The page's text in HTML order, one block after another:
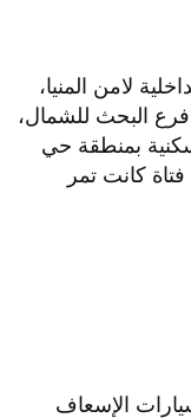
لامن المنيا،
فرع البحث للشمال،
بمنطقة حي
كانت تمر
الإسعاف